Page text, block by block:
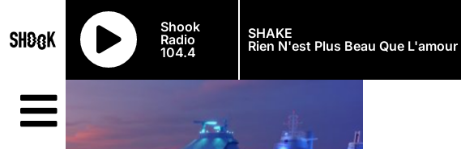
Shook
Radio
104.4
SHAKE
Rien N'est Plus Beau Que L'amour